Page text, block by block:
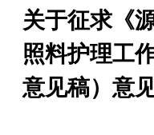
关于征求《
照料护理工
意见稿）意